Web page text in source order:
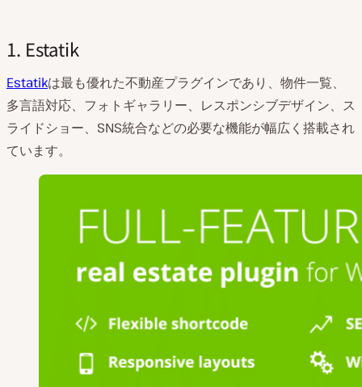
1. Estatik
Estatikは最も優れた不動産プラグインであり、物件一覧、
多言語対応、フォトギャラリー、レスポンシブデザイン、ス
ライドショー、SNS統合などの必要な機能が幅広く搭載され
ています。